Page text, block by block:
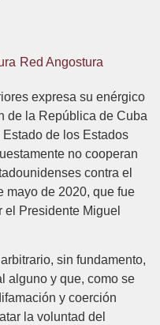
Red Angostura
expresa su enérgico
de la República de Cuba
de los Estados
no cooperan
contra el
mayo de 2020, que fue
Presidente Miguel
sin fundamento,
alguno y que, como se
y coerción
la voluntad del